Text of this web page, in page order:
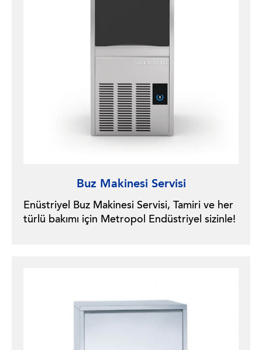
Buz Makinesi Servisi
Enüstriyel Buz Makinesi Servisi, Tamiri ve her
türlü bakımı için Metropol Endüstriyel sizinle!